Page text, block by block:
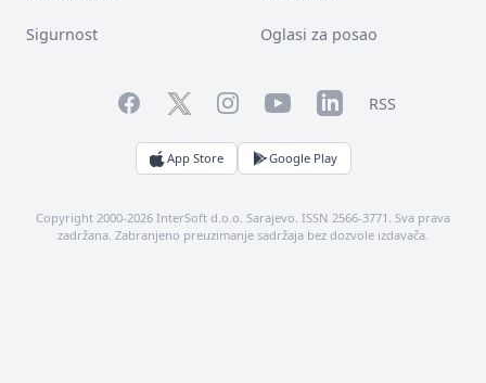
Sigurnost Oglasi za posao
FacebookTwitterInstagramYouTubeLinkedInRSS
App Store Google Play
Copyright 2000-2026 InterSoft d.o.o. Sarajevo. ISSN 2566-3771. Sva prava
zadržana. Zabranjeno preuzimanje sadržaja bez dozvole izdavača.